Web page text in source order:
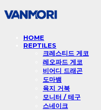
HOME
REPTILES
크레스티드 게코
레오파드 게코
비어디 드래곤
도마뱀
육지 거북
모니터 / 테구
스네이크